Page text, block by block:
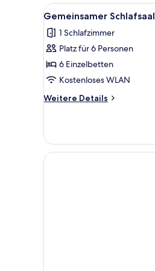
Alle
Fotos
für
Gemeinsamer
Schlafsaal
anzeigen
5
Gemeinsamer Schlafsaal
1 Schlafzimmer
Platz für 6 Personen
6 Einzelbetten
Kostenloses WLAN
Weitere Details
Weitere
Schlafsaal